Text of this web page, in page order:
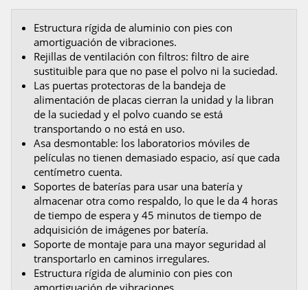
Estructura rígida de aluminio con pies con
amortiguación de vibraciones.
Rejillas de ventilación con filtros: filtro de aire
sustituible para que no pase el polvo ni la suciedad.
Las puertas protectoras de la bandeja de
alimentación de placas cierran la unidad y la libran
de la suciedad y el polvo cuando se está
transportando o no está en uso.
Asa desmontable: los laboratorios móviles de
películas no tienen demasiado espacio, así que cada
centímetro cuenta.
Soportes de baterías para usar una batería y
almacenar otra como respaldo, lo que le da 4 horas
de tiempo de espera y 45 minutos de tiempo de
adquisición de imágenes por batería.
Soporte de montaje para una mayor seguridad al
transportarlo en caminos irregulares.
Estructura rígida de aluminio con pies con